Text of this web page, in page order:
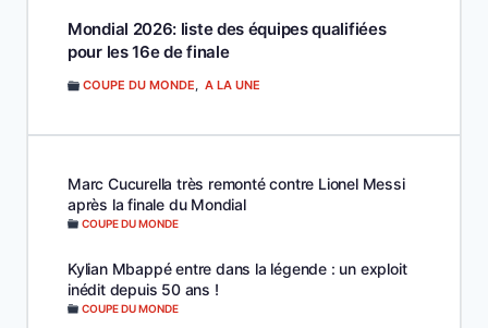
Mondial 2026: liste des équipes qualifiées
pour les 16e de finale
COUPE DU MONDE, A LA UNE
Marc Cucurella très remonté contre Lionel Messi
après la finale du Mondial
COUPE DU MONDE
Kylian Mbappé entre dans la légende : un exploit
inédit depuis 50 ans !
COUPE DU MONDE